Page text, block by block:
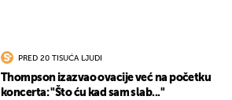
PRED 20 TISUĆA LJUDI
Thompson izazvao ovacije već na početku
koncerta: "Što ću kad sam slab..."